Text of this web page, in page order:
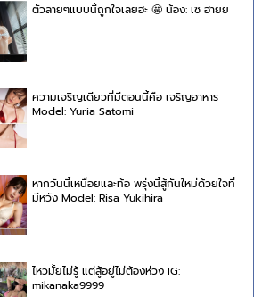
ตัวลายๆแบบนี้ถูกใจเลยฮะ 🤩 น้อง: เซ ฮายย
ความเจริญเดียวที่มีตอนนี้คือ เจริญอาหาร
Model: Yuria Satomi
หากวันนี้เหนื่อยและท้อ พรุ่งนี้สู้กันใหม่ด้วยใจที่
มีหวัง Model: Risa Yukihira
ไหวมั้ยไม่รู้ แต่สู้อยู่ไม่ต้องห่วง IG:
mikanaka9999